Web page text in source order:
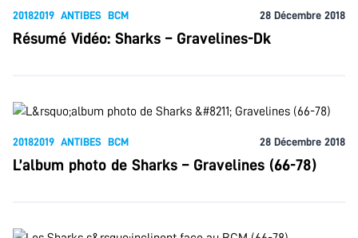
20182019 ANTIBES BCM 28 Décembre 2018
Résumé Vidéo: Sharks – Gravelines-Dk
20182019 ANTIBES BCM 28 Décembre 2018
L’album photo de Sharks – Gravelines (66-78)